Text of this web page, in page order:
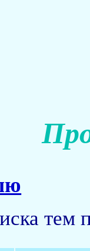
тем